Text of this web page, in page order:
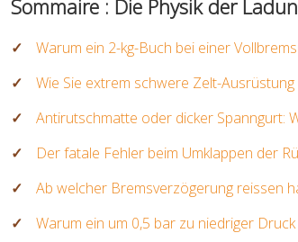
Sommaire : Die Physik der
Warum ein 2-kg-Buch bei einer
Wie Sie extrem schwere Zelt-
Antirutschmatte oder dicker Spanngurt:
Der fatale Fehler beim Umklappen der
Ab welcher Bremsverzögerung reissen
Warum ein um 0,5 bar zu niedriger